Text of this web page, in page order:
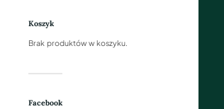
Koszyk
Brak produktów w koszyku.
Facebook